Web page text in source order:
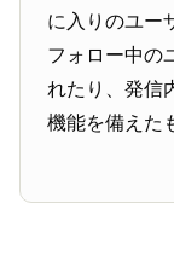
に入りのユー
フォロー中の
れたり、発信
機能を備えた